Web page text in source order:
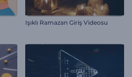
Işıklı Ramazan Giriş Videosu